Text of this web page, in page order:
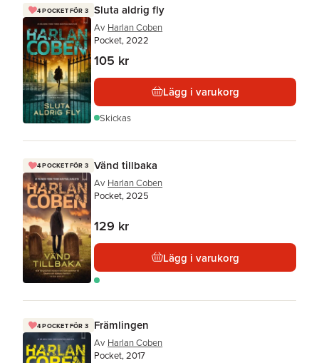
4 POCKET FÖR 3 Sluta aldrig fly
Av Harlan Coben
Pocket, 2022
105 kr
Lägg i varukorg
Skickas
4 POCKET FÖR 3 Vänd tillbaka
Av Harlan Coben
Pocket, 2025
129 kr
Lägg i varukorg
4 POCKET FÖR 3 Främlingen
Av Harlan Coben
Pocket, 2017